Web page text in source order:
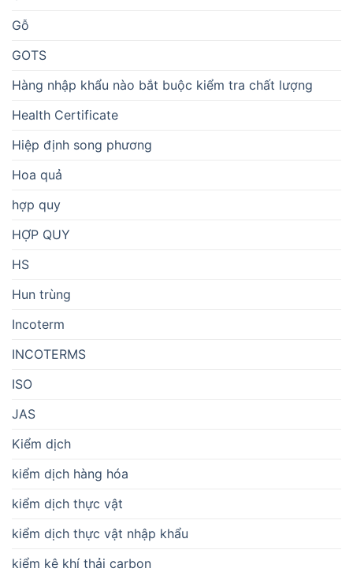
Gỗ
GOTS
Hàng nhập khẩu nào bắt buộc kiểm tra chất lượng
Health Certificate
Hiệp định song phương
Hoa quả
hợp quy
HỢP QUY
HS
Hun trùng
Incoterm
INCOTERMS
ISO
JAS
Kiểm dịch
kiểm dịch hàng hóa
kiểm dịch thực vật
kiểm dịch thực vật nhập khẩu
kiểm kê khí thải carbon